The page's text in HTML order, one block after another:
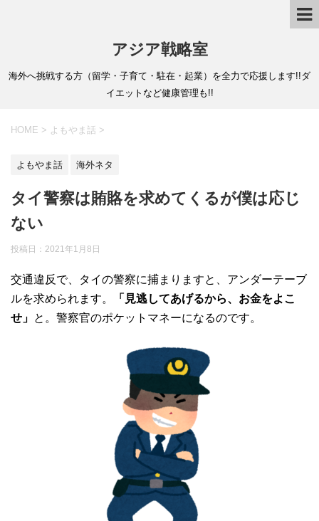
アジア戦略室
海外へ挑戦する方（留学・子育て・駐在・起業）を全力で応援します!!ダ
イエットなど健康管理も!!
HOME > よもやま話 >
よもやま話 海外ネタ
タイ警察は賄賂を求めてくるが僕は応じ
ない
投稿日： 2021年1月8日
交通違反で、タイの警察に捕まりますと、アンダーテーブ
ルを求められます。
「見逃してあげるから、お金をよこ
せ」 と。警察官のポケットマネーになるのです。